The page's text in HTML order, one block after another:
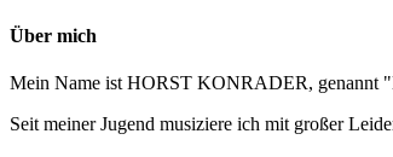
Über mich
Mein Name ist HORST KONRADER, genannt
Seit meiner Jugend musiziere ich mit großer